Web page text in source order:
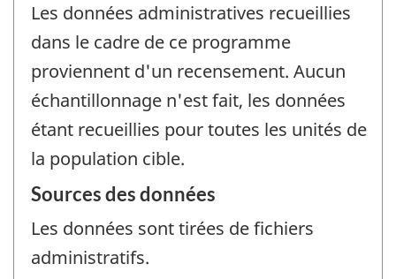
Les données administratives recueillies
dans le cadre de ce programme
proviennent d'un recensement. Aucun
échantillonnage n'est fait, les données
étant recueillies pour toutes les unités de
la population cible.
Sources des données
Les données sont tirées de fichiers
administratifs.